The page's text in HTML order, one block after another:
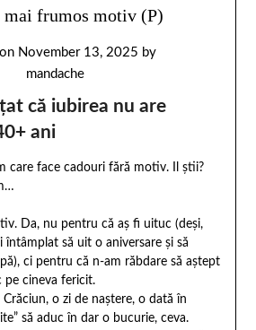
mai frumos motiv (P)
November 13, 2025 by
mandache
că iubirea nu are
ani
care face cadouri fără motiv. Il știi?
Da, nu pentru că aș fi uituc (deși,
întâmplat să uit o aniversare și să
ci pentru că n-am răbdare să aștept
pe cineva fericit.
o zi de naștere, o dată în
să aduc în dar o bucurie, ceva.